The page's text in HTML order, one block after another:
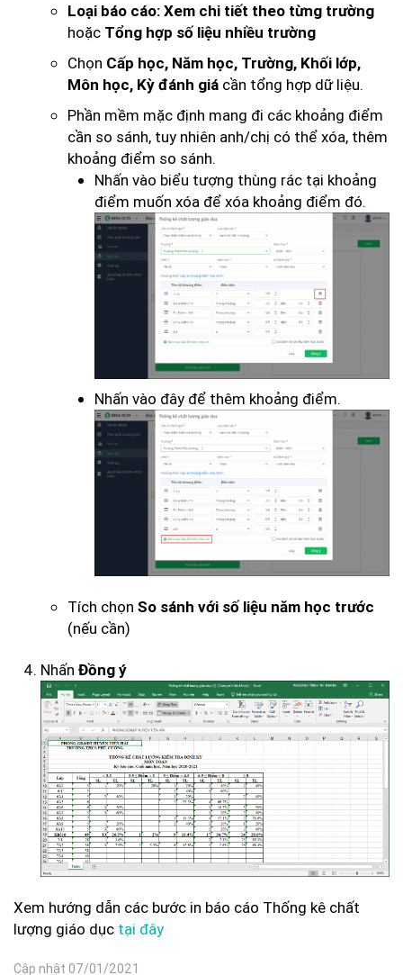
Loại báo cáo: Xem chi tiết theo từng trường
hoặc Tổng hợp số liệu nhiều trường
Chọn Cấp học, Năm học, Trường, Khối lớp,
Môn học, Kỳ đánh giá cần tổng hợp dữ liệu.
Phần mềm mặc định mang đi các khoảng điểm
cần so sánh, tuy nhiên anh/chị có thể xóa, thêm
khoảng điểm so sánh.
Nhấn vào biểu tượng thùng rác tại khoảng
điểm muốn xóa để xóa khoảng điểm đó.
Nhấn vào đây để thêm khoảng điểm.
Tích chọn So sánh với số liệu năm học trước
(nếu cần)
Nhấn Đồng ý
Xem hướng dẫn các bước in báo cáo Thống kê chất
lượng giáo dục tại đây
Cập nhật 07/01/2021